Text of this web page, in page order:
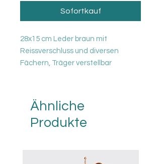
Sofortkauf
28x15 cm Leder braun mit
Reissverschluss und diversen
Fächern, Träger verstellbar
gesamte Produktionsprozess wird
in Italien durchgeführt. Die
erstklassigen Rohstoffe bezieht
gegerbt und verkrustet, von Hand
Ähnliche
Produkte